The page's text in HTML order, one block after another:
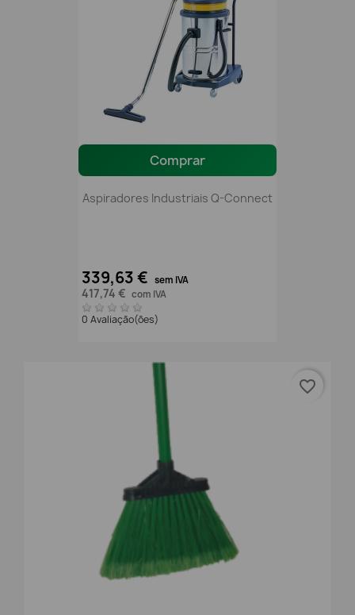
Comprar
Aspiradores Industriais Q-Connect
339,63 € sem IVA
417,74 € com IVA
0 Avaliação(ões)
favorite_border